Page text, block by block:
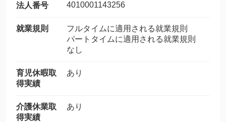
法人番号 4010001143256
就業規則
フルタイムに適用される就業規則
パートタイムに適用される就業規則
なし
育児休暇取
得実績
あり
介護休業取
得実績
あり